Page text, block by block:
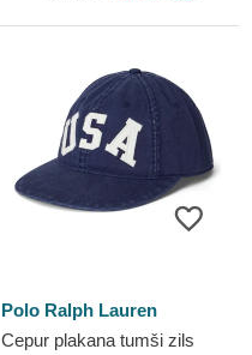
Polo Ralph Lauren
Cepur plakana tumši zils